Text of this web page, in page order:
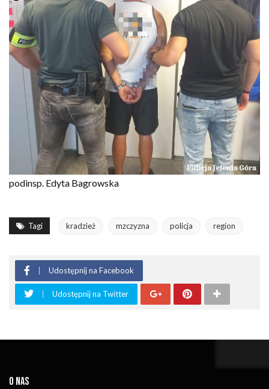
podinsp. Edyta Bagrowska
Tagi kradzież mzczyzna policja region
Udostępnij na Facebook
Udostępnij na Twitter
O NAS